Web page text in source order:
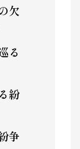
欠
る
紛
争